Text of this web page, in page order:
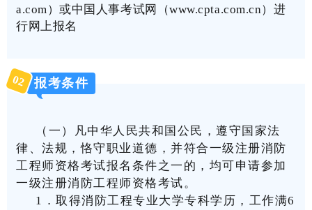
a.com）或中国人事考试网（www.cpta.com.cn）进
行网上报名
02 报考条件
（一）凡中华人民共和国公民，遵守国家法
律、法规，恪守职业道德，并符合一级注册消防
工程师资格考试报名条件之一的，均可申请参加
一级注册消防工程师资格考试。
1
．取得消防工程专业大学专科学历，工作满6